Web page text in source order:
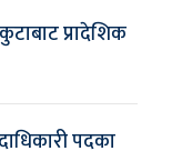
प्रादेशिक
पदका